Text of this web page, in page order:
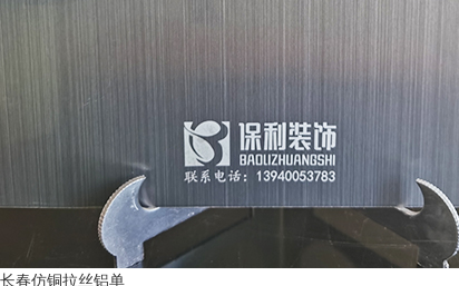
长春仿铜拉丝铝单